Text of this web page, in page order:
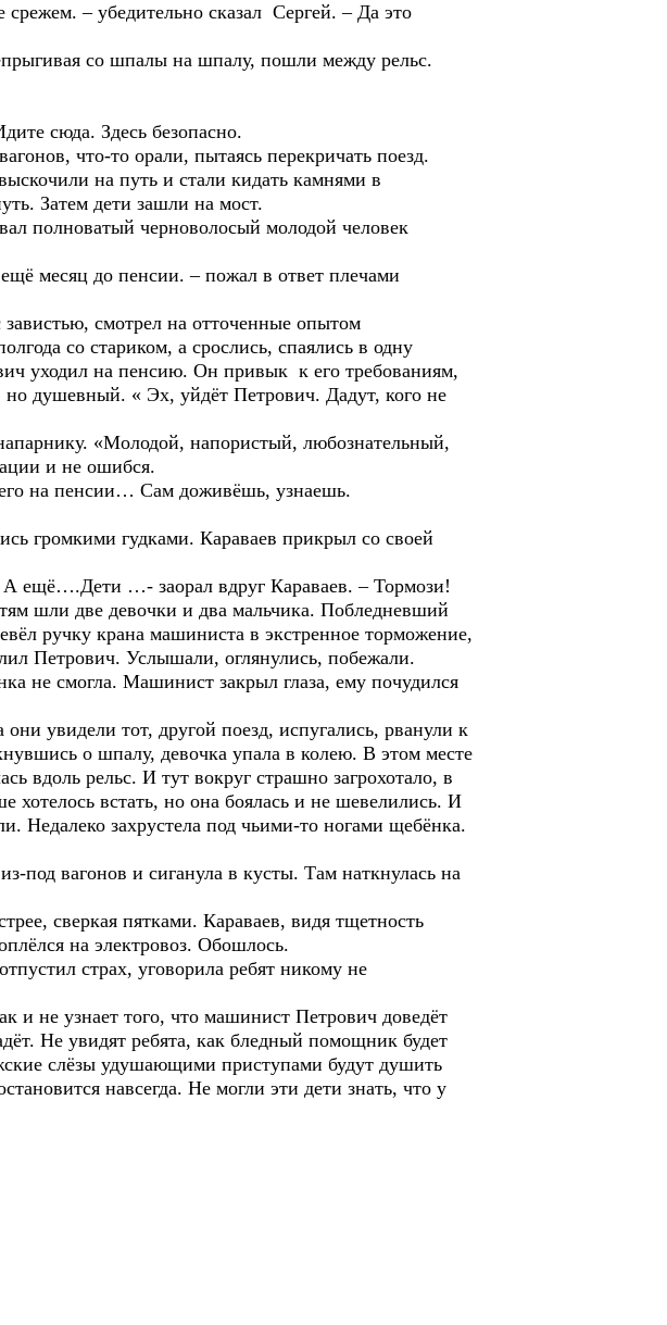
срежем. – убедительно сказал Сергей. – Да это
со шпалы на шпалу, пошли между рельс.
сюда. Здесь безопасно.
что-то орали, пытаясь перекричать поезд.
на путь и стали кидать камнями в
Затем дети зашли на мост.
полноватый черноволосый молодой человек
месяц до пенсии. – пожал в ответ плечами
смотрел на отточенные опытом
со стариком, а срослись, спаялись в одну
уходил на пенсию. Он привык к его требованиям,
душевный. « Эх, уйдёт Петрович. Дадут, кого не
«Молодой, напористый, любознательный,
и не ошибся.
на пенсии… Сам доживёшь, узнаешь.
громкими гудками. Караваев прикрыл со своей
ещё….Дети …- заорал вдруг Караваев. – Тормози!
шли две девочки и два мальчика. Побледневший
ручку крана машиниста в экстренное торможение,
Петрович. Услышали, оглянулись, побежали.
не смогла. Машинист закрыл глаза, ему почудился
увидели тот, другой поезд, испугались, рванули к
о шпалу, девочка упала в колею. В этом месте
вдоль рельс. И тут вокруг страшно загрохотало, в
хотелось встать, но она боялась и не шевелились. И
Недалеко захрустела под чьими-то ногами щебёнка.
под вагонов и сиганула в кусты. Там наткнулась на
сверкая пятками. Караваев, видя тщетность
на электровоз. Обошлось.
страх, уговорила ребят никому не
и не узнает того, что машинист Петрович доведёт
Не увидят ребята, как бледный помощник будет
слёзы удушающими приступами будут душить
навсегда. Не могли эти дети знать, что у